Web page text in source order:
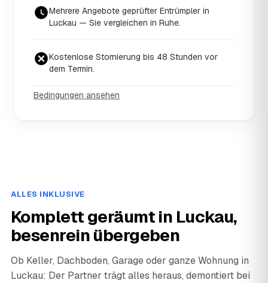
Mehrere Angebote geprüfter Entrümpler in
Luckau — Sie vergleichen in Ruhe.
Kostenlose Stornierung bis 48 Stunden vor
dem Termin.
Bedingungen ansehen
ALLES INKLUSIVE
Komplett geräumt in Luckau,
besenrein übergeben
Ob Keller, Dachboden, Garage oder ganze Wohnung in
Luckau: Der Partner trägt alles heraus, demontiert bei